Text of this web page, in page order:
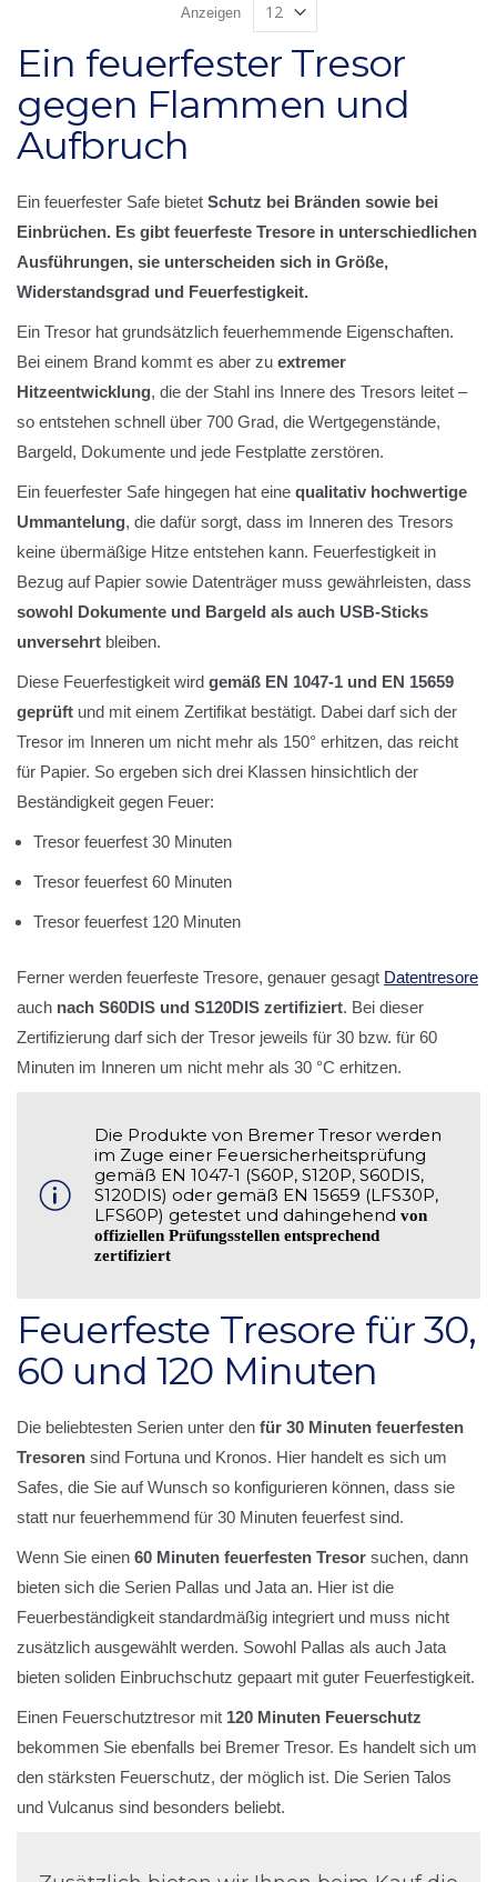
Anzeigen
Ein feuerfester Tresor
gegen Flammen und
Aufbruch
Ein feuerfester Safe bietet Schutz bei Bränden sowie bei
Einbrüchen. Es gibt feuerfeste Tresore in unterschiedlichen
Ausführungen, sie unterscheiden sich in Größe,
Widerstandsgrad und Feuerfestigkeit.
Ein Tresor hat grundsätzlich feuerhemmende Eigenschaften.
Bei einem Brand kommt es aber zu extremer
Hitzeentwicklung, die der Stahl ins Innere des Tresors leitet –
so entstehen schnell über 700 Grad, die Wertgegenstände,
Bargeld, Dokumente und jede Festplatte zerstören.
Ein feuerfester Safe hingegen hat eine qualitativ hochwertige
Ummantelung, die dafür sorgt, dass im Inneren des Tresors
keine übermäßige Hitze entstehen kann. Feuerfestigkeit in
Bezug auf Papier sowie Datenträger muss gewährleisten, dass
sowohl Dokumente und Bargeld als auch USB-Sticks
unversehrt bleiben.
Diese Feuerfestigkeit wird gemäß EN 1047-1 und EN 15659
geprüft und mit einem Zertifikat bestätigt. Dabei darf sich der
Tresor im Inneren um nicht mehr als 150° erhitzen, das reicht
für Papier. So ergeben sich drei Klassen hinsichtlich der
Beständigkeit gegen Feuer:
Tresor feuerfest 30 Minuten
Tresor feuerfest 60 Minuten
Tresor feuerfest 120 Minuten
Ferner werden feuerfeste Tresore, genauer gesagt Datentresore
auch nach S60DIS und S120DIS zertifiziert. Bei dieser
Zertifizierung darf sich der Tresor jeweils für 30 bzw. für 60
Minuten im Inneren um nicht mehr als 30 °C erhitzen.
Die Produkte von Bremer Tresor werden
im Zuge einer Feuersicherheitsprüfung
gemäß EN 1047-1 (S60P, S120P, S60DIS,
S120DIS) oder gemäß EN 15659 (LFS30P,
LFS60P) getestet und dahingehend von
offiziellen Prüfungsstellen entsprechend
zertifiziert
Feuerfeste Tresore für 30,
60 und 120 Minuten
Die beliebtesten Serien unter den für 30 Minuten feuerfesten
Tresoren sind Fortuna und Kronos. Hier handelt es sich um
Safes, die Sie auf Wunsch so konfigurieren können, dass sie
statt nur feuerhemmend für 30 Minuten feuerfest sind.
Wenn Sie einen 60 Minuten feuerfesten Tresor suchen, dann
bieten sich die Serien Pallas und Jata an. Hier ist die
Feuerbeständigkeit standardmäßig integriert und muss nicht
zusätzlich ausgewählt werden. Sowohl Pallas als auch Jata
bieten soliden Einbruchschutz gepaart mit guter Feuerfestigkeit.
Einen Feuerschutztresor mit 120 Minuten Feuerschutz
bekommen Sie ebenfalls bei Bremer Tresor. Es handelt sich um
den stärksten Feuerschutz, der möglich ist. Die Serien Talos
und Vulcanus sind besonders beliebt.